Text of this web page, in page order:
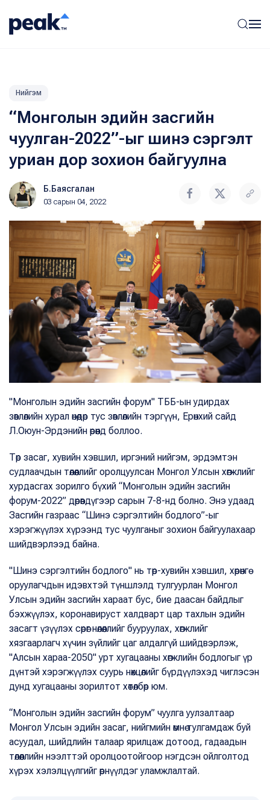
Нийгэм
“Монголын эдийн засгийн
чуулган-2022”-ыг шинэ сэргэлт
уриан дор зохион байгуулна
Б.Баясгалан
03 сарын 04, 2022
"Монголын эдийн засгийн форум" ТББ-ын удирдах
зөвлөлийн хурал өнөөдөр тус зөвлөлийн тэргүүн, Ерөнхий сайд
Л.Оюун-Эрдэнийн өрөөнд боллоо.
Төр засаг, хувийн хэвшил, иргэний нийгэм, эрдэмтэн
судлаачдын төлөөллийг оролцуулсан Монгол Улсын хөгжлийг
хурдасгах зорилго бүхий “Монголын эдийн засгийн
форум-2022” дөрөвдүгээр сарын 7-8-нд болно. Энэ удаад
Засгийн газраас “Шинэ сэргэлтийн бодлого”-ыг
хэрэгжүүлэх хүрээнд тус чуулганыг зохион байгуулахаар
шийдвэрлээд байна.
"Шинэ сэргэлтийн бодлого" нь төр-хувийн хэвшил, хөрөнгө
оруулагчдын идэвхтэй түншлэлд тулгуурлан Монгол
Улсын эдийн засгийн харaат бус, бие даасан байдлыг
бэхжүүлэх, коронавируст халдварт цар тахлын эдийн
засагт үзүүлэх сөрөг нөлөөллийг бууруулах, хөгжлийг
хязгаарлагч хүчин зүйлийг цаг алдалгүй шийдвэрлэж,
"Алсын хараа-2050" урт хугацааны хөгжлийн бодлогыг үр
дүнтэй хэрэгжүүлэх суурь нөхцөлийг бүрдүүлэхэд чиглэсэн
дунд хугацааны зорилтот хөтөлбөр юм.
“Монголын эдийн засгийн форум” чуулга уулзалтаар
Монгол Улсын эдийн засаг, нийгмийн өмнө тулгамдаж буй
асуудал, шийдлийн талаар ярилцаж дотоод, гадаадын
төлөөллийн нээлттэй оролцоотойгоор нэгдсэн ойлголтод
хүрэх хэлэлцүүлгийг өрнүүлдэг уламжлалтай.